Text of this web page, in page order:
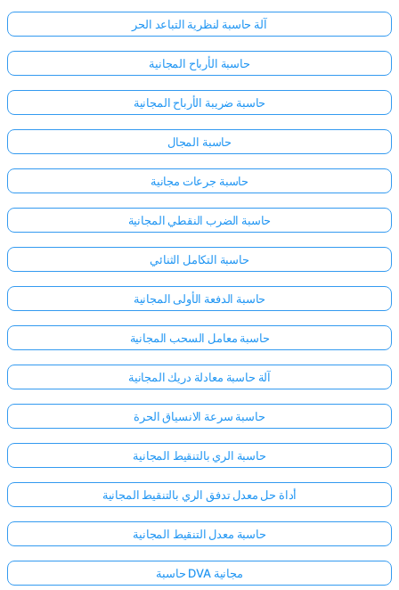
هنا!
الدعم:
آلة حاسبة لنظرية التباعد الحر
حاسبة الأرباح المجانية
حاسبة ضريبة الأرباح المجانية
حاسبة المجال
حاسبة جرعات مجانية
حاسبة الضرب النقطي المجانية
حاسبة التكامل الثنائي
حاسبة الدفعة الأولى المجانية
حاسبة معامل السحب المجانية
آلة حاسبة معادلة دريك المجانية
حاسبة سرعة الانسياق الحرة
حاسبة الري بالتنقيط المجانية
أداة حل معدل تدفق الري بالتنقيط المجانية
حاسبة معدل التنقيط المجانية
حاسبة DVA مجانية